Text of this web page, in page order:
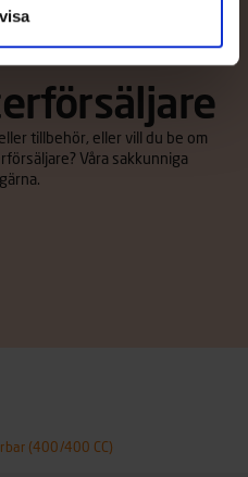
tillbehör, eller vill du be om
Våra sakkunniga
(400/400 CC)